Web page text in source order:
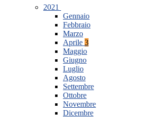
2021
Gennaio
Febbraio
Marzo
Aprile 3
Maggio
Giugno
Luglio
Agosto
Settembre
Ottobre
Novembre
Dicembre